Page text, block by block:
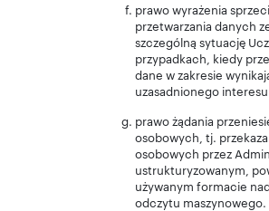
prawo wyrażenia
przetwarzania danych
szczególną sytuację
przypadkach, kiedy
dane w zakresie
uzasadnionego
prawo żądania
osobowych, tj.
osobowych przez
ustrukturyzowanym,
używanym formacie
odczytu maszynowego.